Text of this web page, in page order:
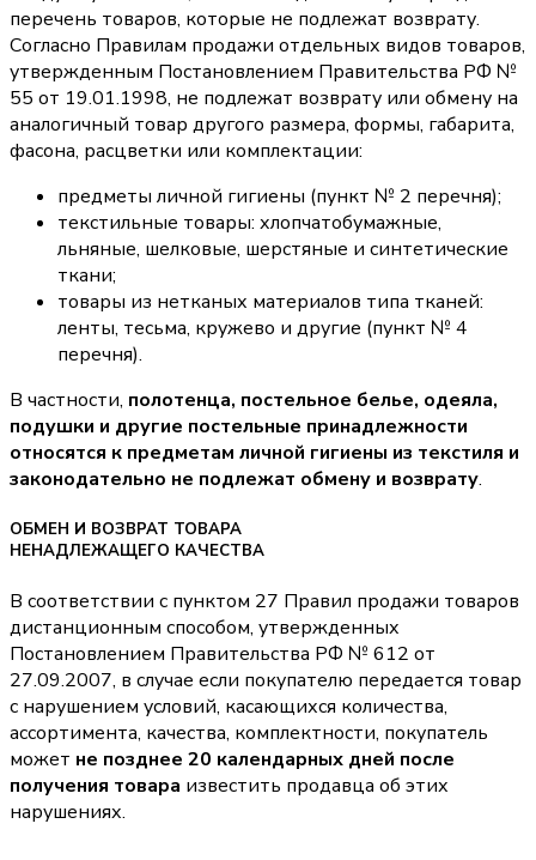
перечень товаров, которые не подлежат возврату.
Согласно Правилам продажи отдельных видов товаров,
утвержденным Постановлением Правительства РФ №
55 от 19.01.1998, не подлежат возврату или обмену на
аналогичный товар другого размера, формы, габарита,
фасона, расцветки или комплектации:
предметы личной гигиены (пункт № 2 перечня);
текстильные товары: хлопчатобумажные,
льняные, шелковые, шерстяные и синтетические
ткани;
товары из нетканых материалов типа тканей:
ленты, тесьма, кружево и другие (пункт № 4
перечня).
В частности, полотенца, постельное белье, одеяла,
подушки и другие постельные принадлежности
относятся к предметам личной гигиены из текстиля и
законодательно не подлежат обмену и возврату.
ОБМЕН И ВОЗВРАТ ТОВАРА
НЕНАДЛЕЖАЩЕГО КАЧЕСТВА
В соответствии с пунктом 27 Правил продажи товаров
дистанционным способом, утвержденных
Постановлением Правительства РФ № 612 от
27.09.2007, в случае если покупателю передается товар
с нарушением условий, касающихся количества,
ассортимента, качества, комплектности, покупатель
может не позднее 20 календарных дней после
получения товара известить продавца об этих
нарушениях.